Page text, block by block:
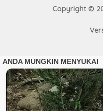
Copyright ©